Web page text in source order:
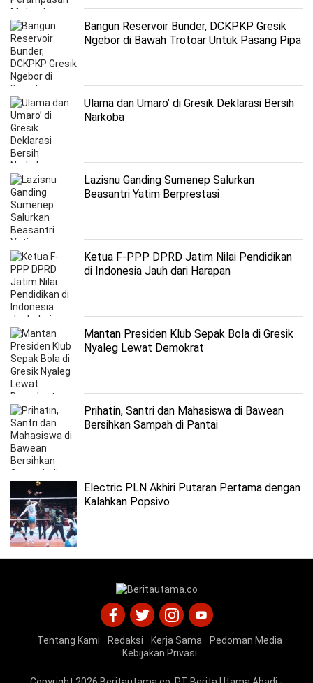
Bangun Reservoir Bunder, DCKPKP Gresik
Ngebor di Bawah Trotoar Untuk Pasang Pipa
Ulama dan Umaro’ di Gresik Deklarasi Bersih
Narkoba
Lazisnu Ganding Sumenep Salurkan
Beasantri Yatim Berprestasi
Ketua F-PPP DPRD Jatim Nilai Pendidikan
di Indonesia Jauh dari Harapan
Mantan Presiden Klub Sepak Bola di Gresik
Nyaleg Lewat Demokrat
Prihatin, Santri dan Mahasiswa di Bawean
Bersihkan Sampah di Pantai
Electric PLN Akhiri Putaran Pertama dengan
Kalahkan Popsivo
Tentang Kami Redaksi Kerja Sama
Pedoman Media
Kebijakan Privasi